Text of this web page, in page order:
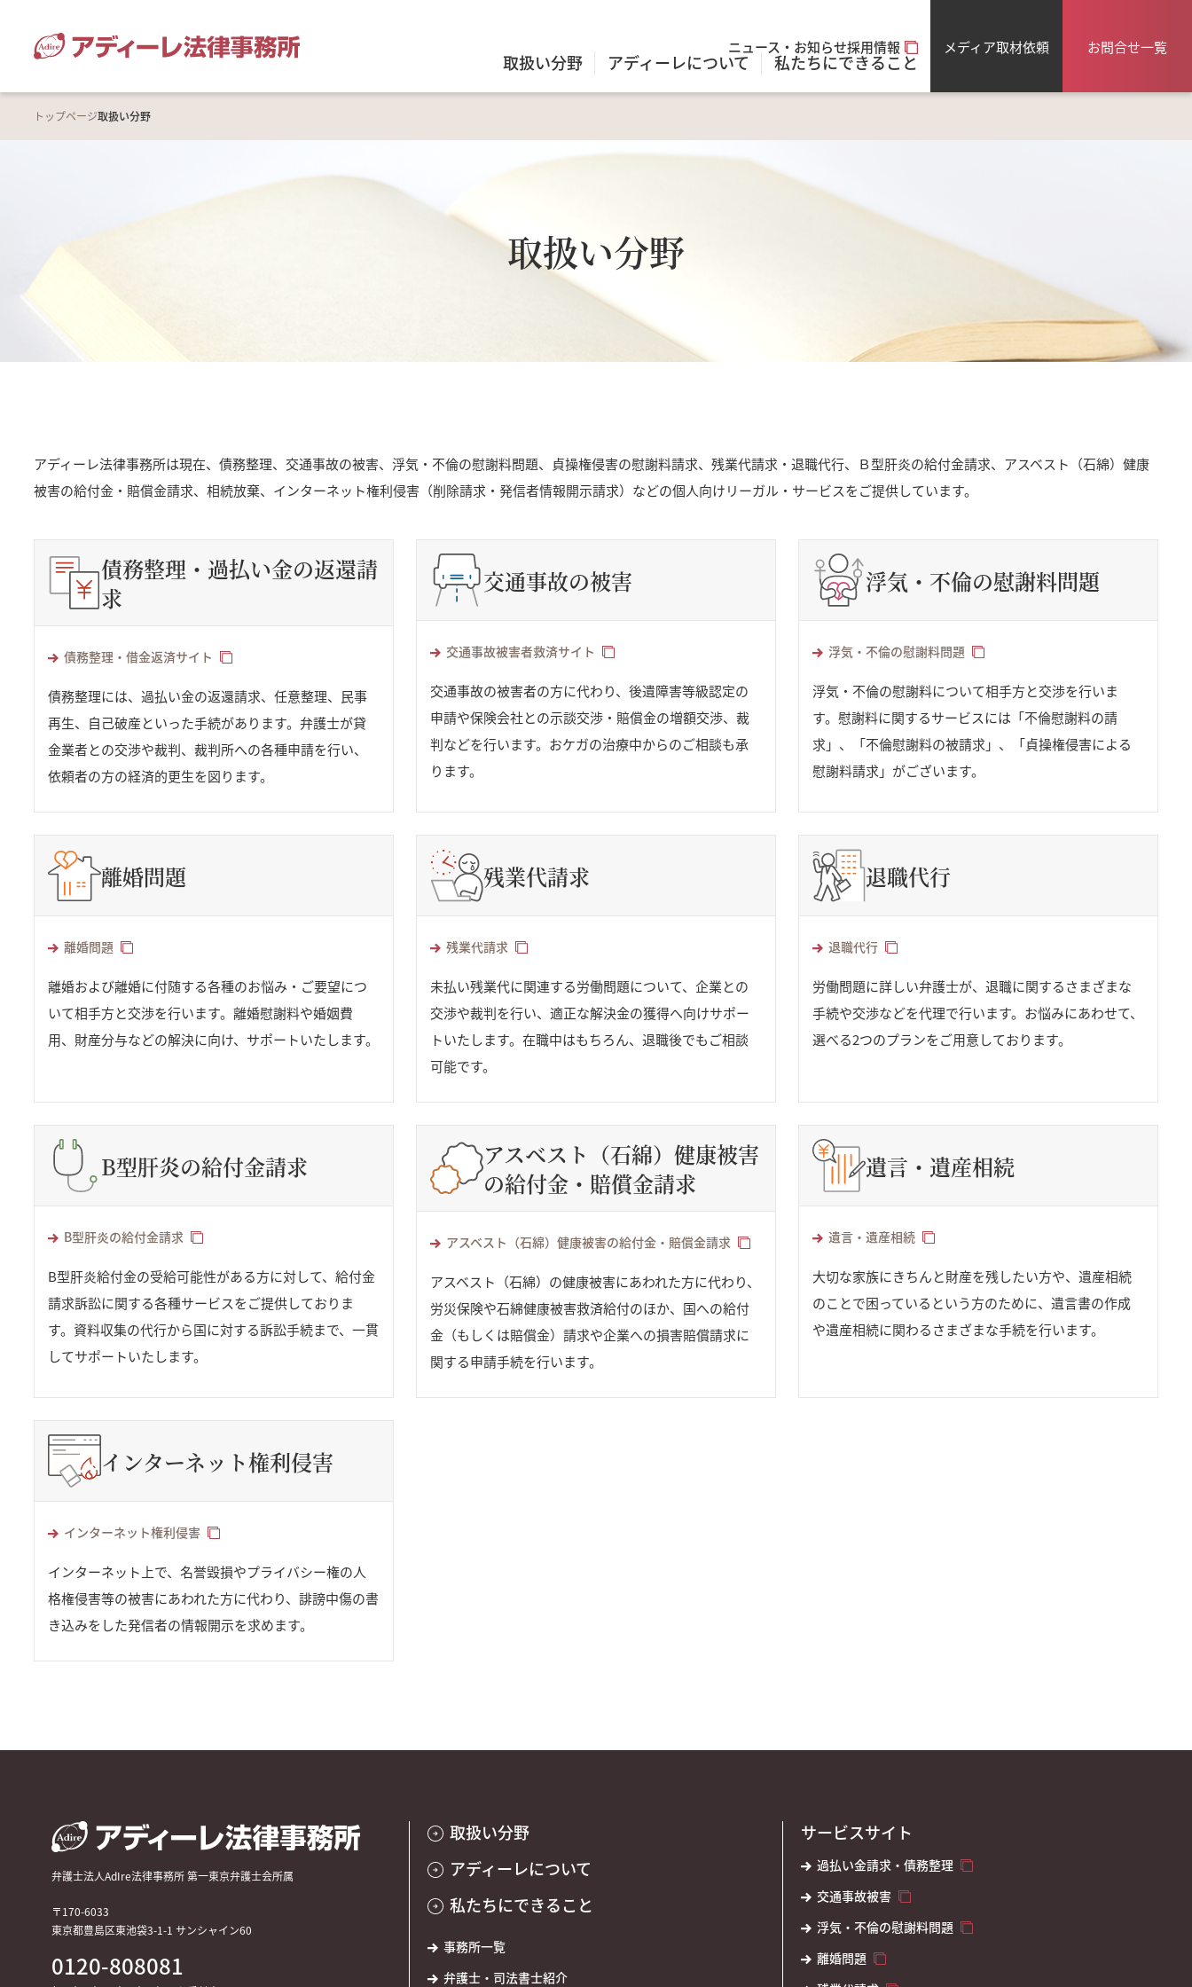
ニュース・お知らせ採用情報
取扱い分野 アディーレについて 私たちにできること
メディア取材依頼 お問合せ一覧
トップページ取扱い分野
取扱い分野
アディーレ法律事務所は現在、債務整理、交通事故の被害、浮気・不倫の慰謝料問題、貞操権侵害の慰謝料請求、残業代請求・退職代行、Ｂ型肝炎の給付金請求、アスベスト（石綿）健康
被害の給付金・賠償金請求、相続放棄、インターネット権利侵害（削除請求・発信者情報開示請求）などの個人向けリーガル・サービスをご提供しています。
債務整理・過払い金の返還請
求
債務整理・借金返済サイト
債務整理には、過払い金の返還請求、任意整理、民事
再生、自己破産といった手続があります。弁護士が貸
金業者との交渉や裁判、裁判所への各種申請を行い、
依頼者の方の経済的更生を図ります。
交通事故の被害
交通事故被害者救済サイト
交通事故の被害者の方に代わり、後遺障害等級認定の
申請や保険会社との示談交渉・賠償金の増額交渉、裁
判などを行います。おケガの治療中からのご相談も承
ります。
浮気・不倫の慰謝料問題
浮気・不倫の慰謝料問題
浮気・不倫の慰謝料について相手方と交渉を行いま
す。慰謝料に関するサービスには「不倫慰謝料の請
求」、「不倫慰謝料の被請求」、「貞操権侵害による
慰謝料請求」がございます。
離婚問題
離婚問題
離婚および離婚に付随する各種のお悩み・ご要望につ
いて相手方と交渉を行います。離婚慰謝料や婚姻費
用、財産分与などの解決に向け、サポートいたします。
残業代請求
残業代請求
未払い残業代に関連する労働問題について、企業との
交渉や裁判を行い、適正な解決金の獲得へ向けサポー
トいたします。在職中はもちろん、退職後でもご相談
可能です。
退職代行
退職代行
労働問題に詳しい弁護士が、退職に関するさまざまな
手続や交渉などを代理で行います。お悩みにあわせて、
選べる2つのプランをご用意しております。
B型肝炎の給付金請求
B型肝炎の給付金請求
B型肝炎給付金の受給可能性がある方に対して、給付金
請求訴訟に関する各種サービスをご提供しておりま
す。資料収集の代行から国に対する訴訟手続まで、一貫
してサポートいたします。
アスベスト（石綿）健康被害
の給付金・賠償金請求
アスベスト（石綿）健康被害の給付金・賠償金請求
アスベスト（石綿）の健康被害にあわれた方に代わり、
労災保険や石綿健康被害救済給付のほか、国への給付
金（もしくは賠償金）請求や企業への損害賠償請求に
関する申請手続を行います。
遺言・遺産相続
遺言・遺産相続
大切な家族にきちんと財産を残したい方や、遺産相続
のことで困っているという方のために、遺言書の作成
や遺産相続に関わるさまざまな手続を行います。
インターネット権利侵害
インターネット権利侵害
インターネット上で、名誉毀損やプライバシー権の人
格権侵害等の被害にあわれた方に代わり、誹謗中傷の書
き込みをした発信者の情報開示を求めます。
弁護士法人AdIre法律事務所 第一東京弁護士会所属
〒170-6033
東京都豊島区東池袋3-1-1 サンシャイン60
0120-808081
取扱い分野
アディーレについて
私たちにできること
事務所一覧
弁護士・司法書士紹介
サービスサイト
過払い金請求・債務整理
交通事故被害
浮気・不倫の慰謝料問題
離婚問題